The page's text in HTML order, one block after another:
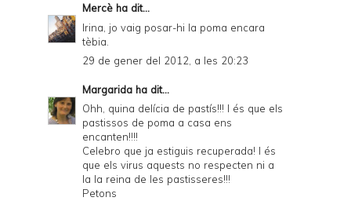
Mercè ha dit...
Irina, jo vaig posar-hi la poma encara
tèbia.
29 de gener del 2012, a les 20:23
Margarida ha dit...
Ohh, quina delícia de pastís!!! I és que els
pastissos de poma a casa ens
encanten!!!!
Celebro que ja estiguis recuperada! I és
que els virus aquests no respecten ni a
la la reina de les pastisseres!!!
Petons